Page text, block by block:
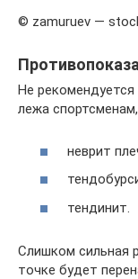
© zamuruev —
Не
лежа
неврит
тендинит.
Слишком сильная
точке будет